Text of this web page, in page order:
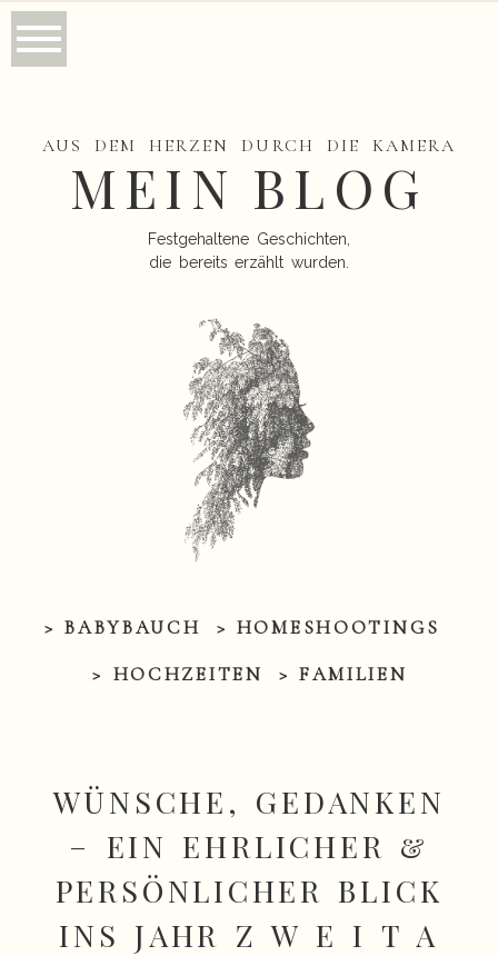
AUS DEM HERZEN DURCH DIE KAMERA
MEIN BLOG
Festgehaltene Geschichten,
die bereits erzählt wurden.
> BABYBAUCH
> HOMESHOOTINGS
> HOCHZEITEN
> FAMILIEN
WÜNSCHE, GEDANKEN
– EIN EHRLICHER &
PERSÖNLICHER BLICK
INS JAHR Z W E I T A